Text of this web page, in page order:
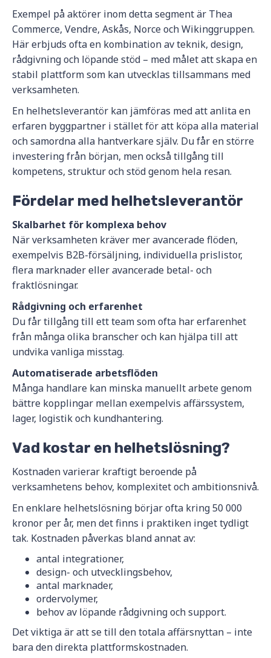
Exempel på aktörer inom detta segment är Thea
Commerce, Vendre, Askås, Norce och Wikinggruppen.
Här erbjuds ofta en kombination av teknik, design,
rådgivning och löpande stöd – med målet att skapa en
stabil plattform som kan utvecklas tillsammans med
verksamheten.
En helhetsleverantör kan jämföras med att anlita en
erfaren byggpartner i stället för att köpa alla material
och samordna alla hantverkare själv. Du får en större
investering från början, men också tillgång till
kompetens, struktur och stöd genom hela resan.
Fördelar med helhetsleverantör
Skalbarhet för komplexa behov
När verksamheten kräver mer avancerade flöden,
exempelvis B2B-försäljning, individuella prislistor,
flera marknader eller avancerade betal- och
fraktlösningar.
Rådgivning och erfarenhet
Du får tillgång till ett team som ofta har erfarenhet
från många olika branscher och kan hjälpa till att
undvika vanliga misstag.
Automatiserade arbetsflöden
Många handlare kan minska manuellt arbete genom
bättre kopplingar mellan exempelvis affärssystem,
lager, logistik och kundhantering.
Vad kostar en helhetslösning?
Kostnaden varierar kraftigt beroende på
verksamhetens behov, komplexitet och ambitionsnivå.
En enklare helhetslösning börjar ofta kring 50 000
kronor per år, men det finns i praktiken inget tydligt
tak. Kostnaden påverkas bland annat av:
antal integrationer,
design- och utvecklingsbehov,
antal marknader,
ordervolymer,
behov av löpande rådgivning och support.
Det viktiga är att se till den totala affärsnyttan – inte
bara den direkta plattformskostnaden.